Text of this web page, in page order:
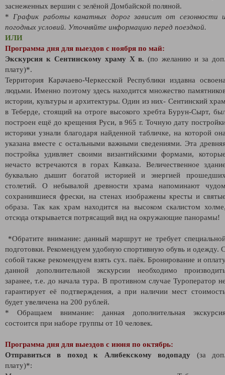
заснеженных вершин с зелёной Домбайской поляной.
* График работы канатных дорог зависит от сезонности
погодных условий. Уточняйте информацию перед поездкой.
ИЛИ
Программа дня для выездов с ноября по май:
Экскурсия к Сентинскому храму Х в. (по желанию и за
плату)*.
Территория Карачаево-Черкесской Республики издавна
людьми. Именно поэтому здесь находится множество
истории, культуры и архитектуры. Один из них- Сентинский
в Теберде, стоящий на отроге высокого хребта Бурун-Сырт,
построен ещё до крещения Руси, в 965 г. Точную дату
историки узнали благодаря найденной табличке, на которой
указана вместе с остальными важными сведениями. Эта
постройка удивляет своими византийскими формами,
нечасто встречаются в горах Кавказа. Величественное
буквально дышит богатой историей и энергией
столетий. О небывалой древности храма напоминают
сохранившиеся фрески, на стенах изображены кресты и
образа. Так как храм находится на высоком скалистом
отсюда открывается потрясащий вид на окружающие панорамы!
*Обратите внимание: данный маршрут не требует
подготовки. Рекомендуем удобную спортивную обувь и одежду.
собой также рекомендуем взять сух. паёк. Бронирование и
данной дополнительной экскурсии необходимо
заранее, т.е. до начала тура. В противном случае Туроператор
гарантирует её подтверждения, а при наличии мест
будет увеличена на 200 рублей.
* Обращаем внимание: данная дополнительная
состоится при наборе группы от 10 человек.
Программа дня для выездов с июня по октябрь:
Отправиться в поход к Алибекскому водопаду (за
плату)*: